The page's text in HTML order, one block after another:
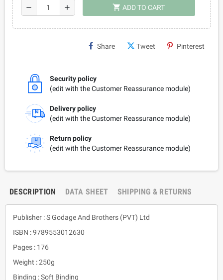
remove add shopping_cart ADD TO CART
Share Tweet Pinterest
Security policy
(edit with the Customer Reassurance module)
Delivery policy
(edit with the Customer Reassurance module)
Return policy
(edit with the Customer Reassurance module)
DESCRIPTION DATA SHEET SHIPPING & RETURNS
Publisher : S Godage And Brothers (PVT) Ltd
ISBN : 9789553012630
Pages : 176
Weight : 250g
Binding : Soft Binding